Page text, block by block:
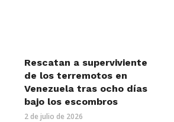
Rescatan a superviviente
de los terremotos en
Venezuela tras ocho días
bajo los escombros
2 de julio de 2026